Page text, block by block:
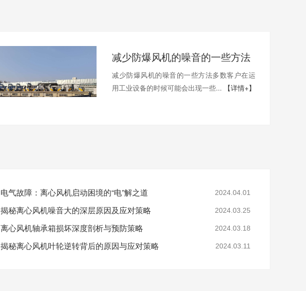
减少防爆风机的噪音的一些方法
减少防爆风机的噪音的一些方法多数客户在运
用工业设备的时候可能会出现一些...
【详情+】
电气故障：离心风机启动困境的“电”解之道 2024.04.01
揭秘离心风机噪音大的深层原因及应对策略 2024.03.25
离心风机轴承箱损坏深度剖析与预防策略 2024.03.18
揭秘离心风机叶轮逆转背后的原因与应对策略 2024.03.11